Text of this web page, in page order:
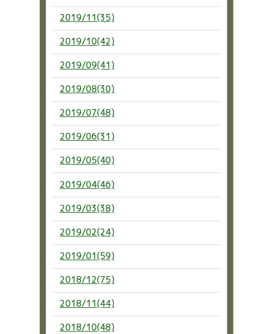
2019/11(35)
2019/10(42)
2019/09(41)
2019/08(30)
2019/07(48)
2019/06(31)
2019/05(40)
2019/04(46)
2019/03(38)
2019/02(24)
2019/01(59)
2018/12(75)
2018/11(44)
2018/10(48)